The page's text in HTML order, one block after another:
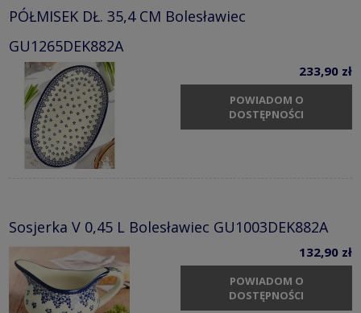
PÓŁMISEK DŁ. 35,4 CM Bolesławiec
GU1265DEK882A
233,90 zł
POWIADOM O
DOSTĘPNOŚCI
Sosjerka V 0,45 L Bolesławiec GU1003DEK882A
132,90 zł
POWIADOM O
DOSTĘPNOŚCI